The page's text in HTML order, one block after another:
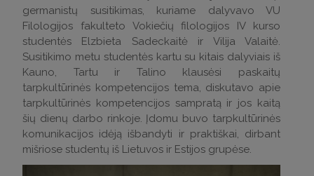
germanistų susitikimas, kuriame dalyvavo VU
Filologijos fakulteto Vokiečių filologijos IV kurso
studentės Elzbieta Sadeckaitė ir Vilija Valaitė.
Susitikimo metu studentės kartu su kitais dalyviais iš
Kauno, Tartu ir Talino klausėsi paskaitų
tarpkultūrinės kompetencijos tema, diskutavo apie
tarpkultūrinės kompetencijos sampratą ir jos kaitą
šių dienų darbo rinkoje. Įdomu buvo tarpkultūrinės
komunikacijos idėją išbandyti ir praktiškai, dirbant
mišriose studentų iš Lietuvos ir Estijos grupėse.